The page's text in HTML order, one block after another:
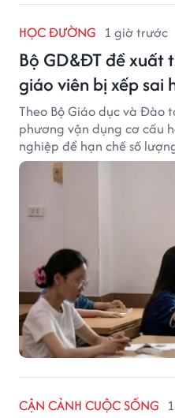
HỌC ĐƯỜNG 1 giờ trước
Bộ GD&ĐT đề xuất
giáo viên bị xếp sai
Theo Bộ Giáo dục và Đào
phương vận dụng cơ cấu
nghiệp để hạn chế số
xếp từ hạng cũ sang
mới, gây những bất cập.
CẬN CẢNH CUỘC SỐNG